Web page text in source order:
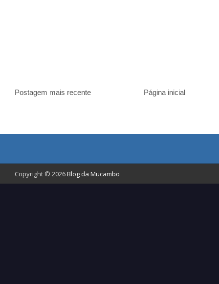
Postagem mais recente Página inicial
Copyright © 2026Blog da Mucambo